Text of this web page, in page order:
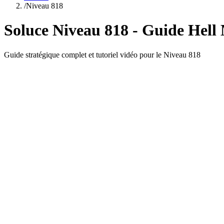
/Niveau 818
Soluce Niveau 818 - Guide Hell
Guide stratégique complet et tutoriel vidéo pour le Niveau 818